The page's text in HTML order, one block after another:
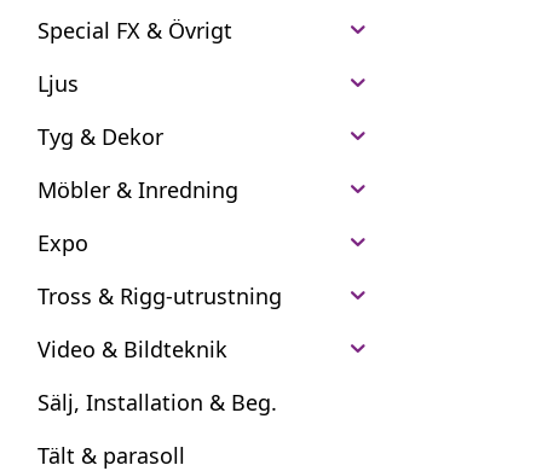
Special FX & Övrigt
Ljus
Tyg & Dekor
Möbler & Inredning
Expo
Tross & Rigg-utrustning
Video & Bildteknik
Sälj, Installation & Beg.
Tält & parasoll